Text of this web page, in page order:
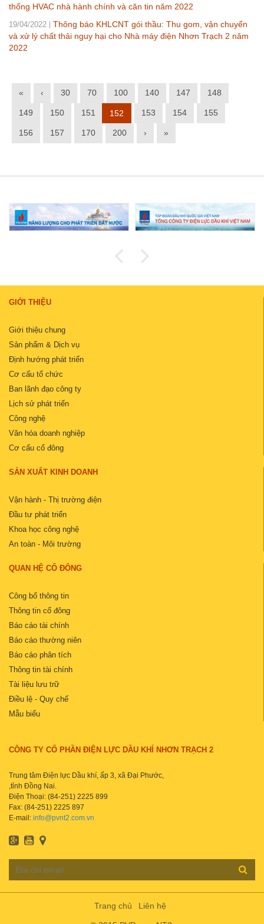
thống HVAC nhà hành chính và căn tin năm 2022
19/04/2022
Thông báo KHLCNT gói thầu: Thu gom, vận chuyển
và xử lý chất thải nguy hại cho Nhà máy điện Nhơn Trạch 2 năm
2022
« ‹ 30 70 100 140 147 148
149 150 151 152 153 154 155
156 157 170 200 › »
GIỚI THIỆU
Giới thiệu chung
Sản phẩm & Dịch vụ
Định hướng phát triển
Cơ cấu tổ chức
Ban lãnh đạo công ty
Lịch sử phát triển
Công nghệ
Văn hóa doanh nghiệp
Cơ cấu cổ đông
SẢN XUẤT KINH DOANH
Vận hành - Thị trường điện
Đầu tư phát triển
Khoa học công nghệ
An toàn - Môi trường
QUAN HỆ CỔ ĐÔNG
Công bố thông tin
Thông tin cổ đông
Báo cáo tài chính
Báo cáo thường niên
Báo cáo phân tích
Thông tin tài chính
Tài liệu lưu trữ
Điều lệ - Quy chế
Mẫu biểu
CÔNG TY CỔ PHẦN ĐIỆN LỰC DẦU KHÍ NHƠN TRẠCH 2
Trung tâm Điện lực Dầu khí, ấp 3, xã Đại Phước,
,tỉnh Đồng Nai.
Điện Thoại: (84-251) 2225 899
Fax: (84-251) 2225 897
E-mail: info@pvnt2.com.vn
Trang chủ Liên hệ